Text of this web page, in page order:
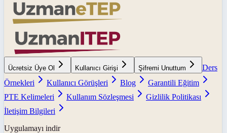
Ücretsiz Üye Ol Kullanıcı Girişi Şifremi Unuttum
Ders
Örnekleri
Kullanıcı Görüşleri Blog
Garantili Eğitim
PTE Kelimeleri
Kullanım Sözleşmesi
Gizlilik Politikası
İletişim Bilgileri
Uygulamayı indir